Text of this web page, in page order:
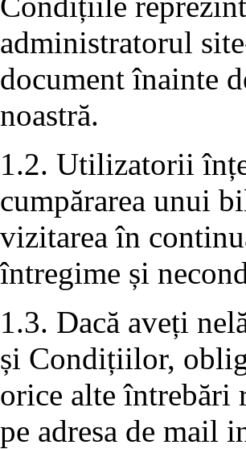
administratorul
document înainte
noastră.
1.2. Utilizatorii
cumpărarea unui
vizitarea în
întregime și
1.3. Dacă aveți
și Condițiilor,
orice alte întrebări
pe adresa de mail